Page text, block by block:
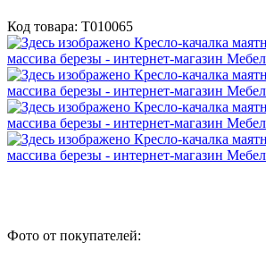
Код товара: Т010065
Фото от покупателей: